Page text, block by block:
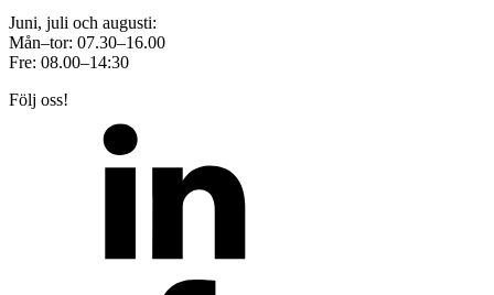
Juni, juli och augusti:
Mån–tor: 07.30–16.00
Fre: 08.00–14:30
Följ oss!